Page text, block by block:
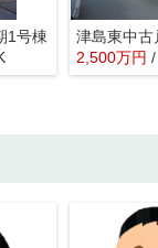
1号棟
津島東中古
2,500万円